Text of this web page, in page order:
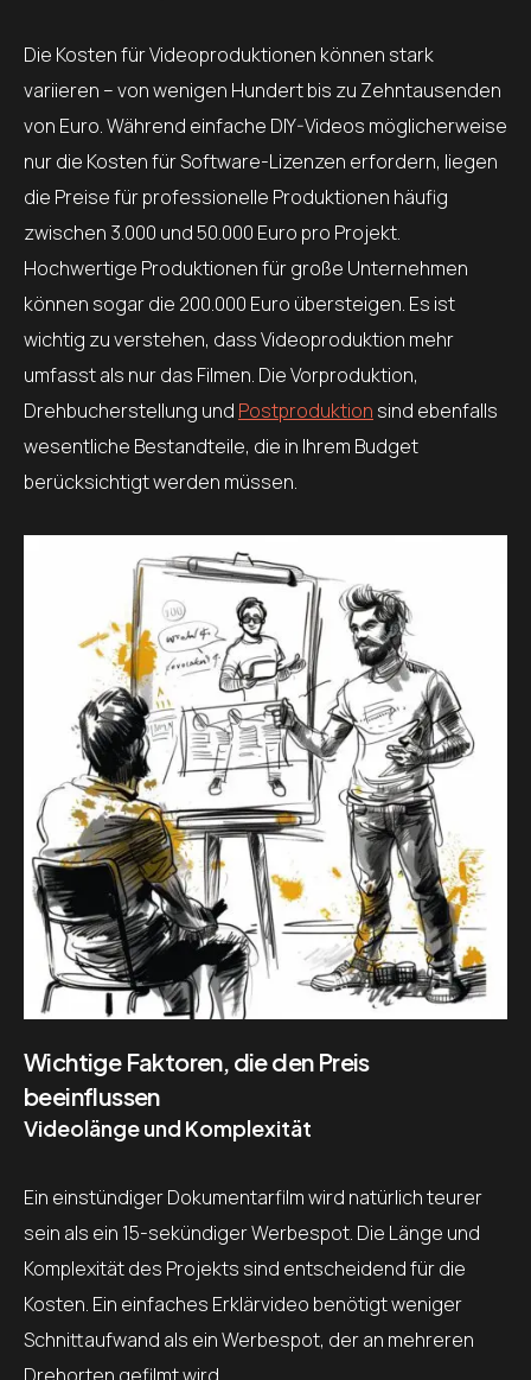
Die Kosten für Videoproduktionen können stark
variieren – von wenigen Hundert bis zu Zehntausenden
von Euro. Während einfache DIY-Videos möglicherweise
nur die Kosten für Software-Lizenzen erfordern, liegen
die Preise für professionelle Produktionen häufig
zwischen 3.000 und 50.000 Euro pro Projekt.
Hochwertige Produktionen für große Unternehmen
können sogar die 200.000 Euro übersteigen. Es ist
wichtig zu verstehen, dass Videoproduktion mehr
umfasst als nur das Filmen. Die Vorproduktion,
Drehbucherstellung und Postproduktion sind ebenfalls
wesentliche Bestandteile, die in Ihrem Budget
berücksichtigt werden müssen.
Wichtige Faktoren, die den Preis
beeinflussen
Videolänge und Komplexität
Ein einstündiger Dokumentarfilm wird natürlich teurer
sein als ein 15-sekündiger Werbespot. Die Länge und
Komplexität des Projekts sind entscheidend für die
Kosten. Ein einfaches Erklärvideo benötigt weniger
Schnittaufwand als ein Werbespot, der an mehreren
Drehorten gefilmt wird.